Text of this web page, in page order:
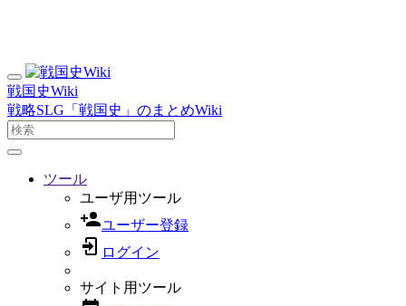
戦国史Wiki
戦略SLG「戦国史」のまとめWiki
ツール
ユーザ用ツール
ユーザー登録
ログイン
サイト用ツール